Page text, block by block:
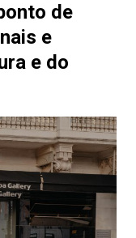
de
e
e do